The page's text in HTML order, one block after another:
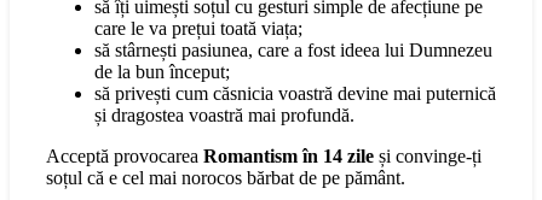
să îți uimești soțul cu gesturi simple de afecțiune pe
care le va prețui toată viața;
să stârnești pasiunea, care a fost ideea lui Dumnezeu
de la bun început;
să privești cum căsnicia voastră devine mai puternică
și dragostea voastră mai profundă.
Acceptă provocarea Romantism în 14 zile și convinge-ți
soțul că e cel mai norocos bărbat de pe pământ.